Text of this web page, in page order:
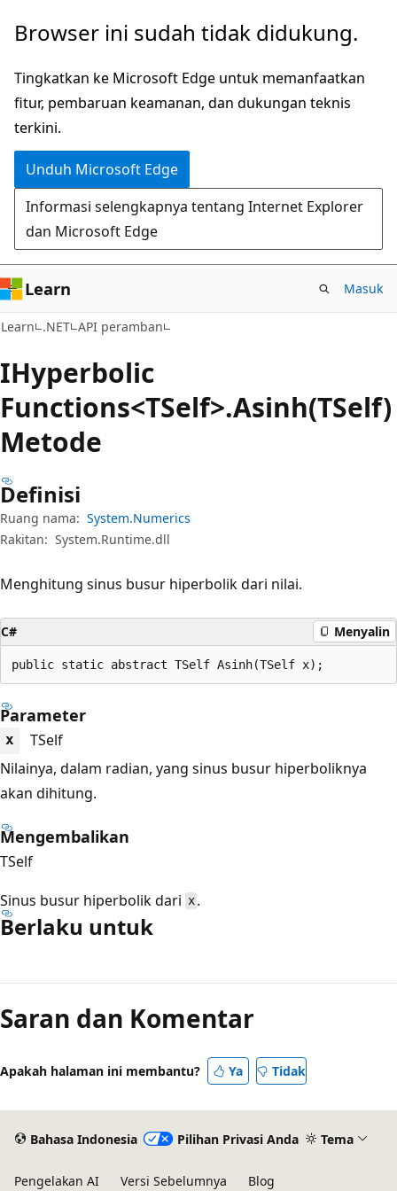
Lompati
konten
utama
Lewati
navigasi
dalam
halaman
Browser ini sudah tidak didukung.
Tingkatkan ke Microsoft Edge untuk memanfaatkan
fitur, pembaruan keamanan, dan dukungan teknis
terkini.
Unduh Microsoft Edge
Informasi selengkapnya tentang Internet Explorer
dan Microsoft Edge
Learn Masuk
Learn .NET API peramban
IHyperbolic
Functions<TSelf>.Asinh(TSelf)
Metode
Definisi
Ruang nama: System.Numerics
Rakitan: System.Runtime.dll
Menghitung sinus busur hiperbolik dari nilai.
C# Menyalin
public static abstract TSelf Asinh(TSelf x);
Parameter
x
TSelf
Nilainya, dalam radian, yang sinus busur hiperboliknya
akan dihitung.
Mengembalikan
TSelf
Sinus busur hiperbolik dari x .
Berlaku untuk
baca
dinonaktifkan
Saran dan Komentar
Apakah halaman ini membantu? Ya Tidak
Bahasa Indonesia Pilihan Privasi Anda Tema
Pengelakan AI Versi Sebelumnya Blog